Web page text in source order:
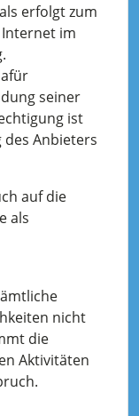
erfolgt zum
im
seiner
ist
Anbieters
auf die
als
nicht
die
Aktivitäten